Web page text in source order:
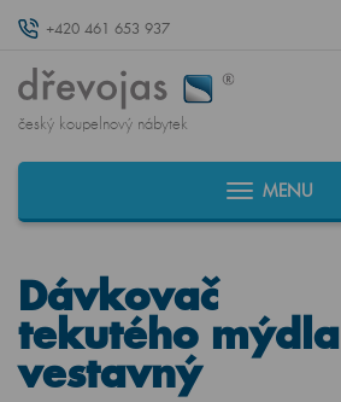
+420 461 653 937
český koupelnový nábytek
MENU
Dávkovač
tekutého mýdla
vestavný